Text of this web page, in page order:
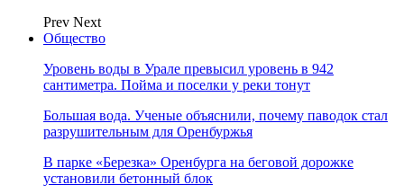
Prev Next
Общество
Уровень воды в Урале превысил уровень в 942
сантиметра. Пойма и поселки у реки тонут
Большая вода. Ученые объяснили, почему паводок стал
разрушительным для Оренбуржья
В парке «Березка» Оренбурга на беговой дорожке
установили бетонный блок